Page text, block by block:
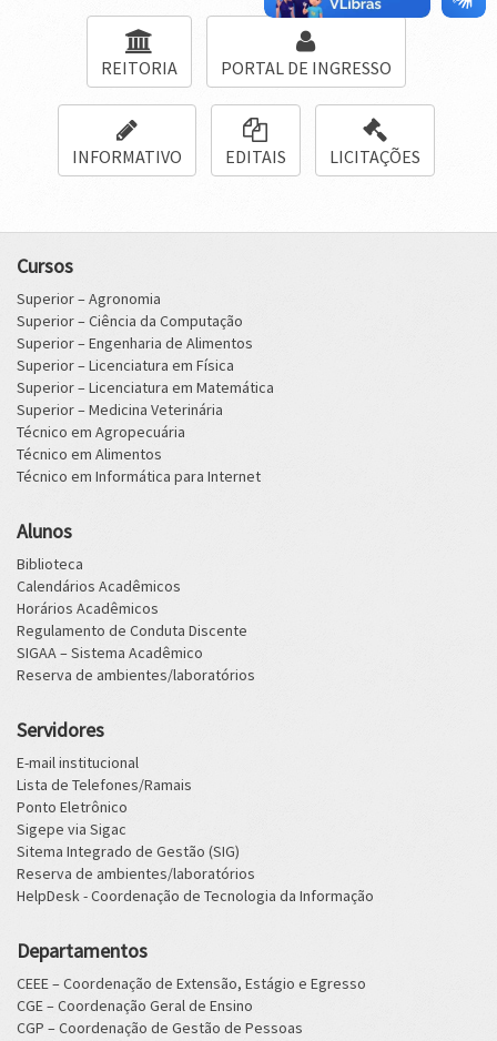
REITORIA PORTAL DE INGRESSO
INFORMATIVO EDITAIS LICITAÇÕES
Cursos
Superior – Agronomia
Superior – Ciência da Computação
Superior – Engenharia de Alimentos
Superior – Licenciatura em Física
Superior – Licenciatura em Matemática
Superior – Medicina Veterinária
Técnico em Agropecuária
Técnico em Alimentos
Técnico em Informática para Internet
Alunos
Biblioteca
Calendários Acadêmicos
Horários Acadêmicos
Regulamento de Conduta Discente
SIGAA – Sistema Acadêmico
Reserva de ambientes/laboratórios
Servidores
E-mail institucional
Lista de Telefones/Ramais
Ponto Eletrônico
Sigepe via Sigac
Sitema Integrado de Gestão (SIG)
Reserva de ambientes/laboratórios
HelpDesk - Coordenação de Tecnologia da Informação
Departamentos
CEEE – Coordenação de Extensão, Estágio e Egresso
CGE – Coordenação Geral de Ensino
CGP – Coordenação de Gestão de Pessoas